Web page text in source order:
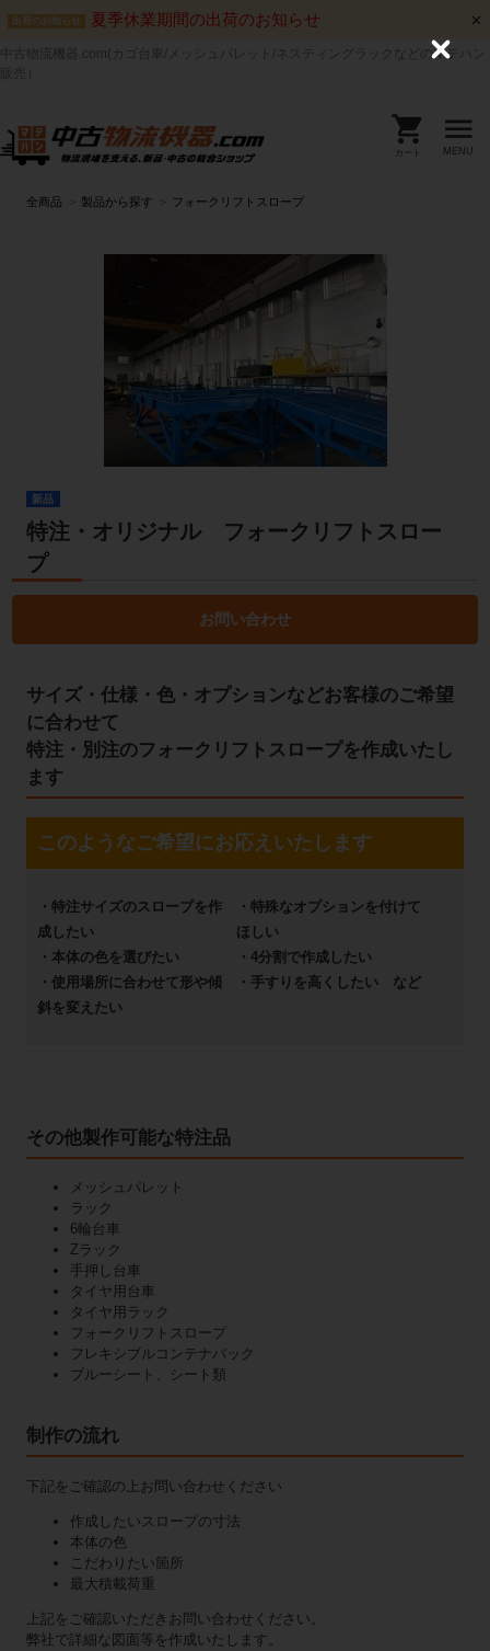
出荷のお知らせ 夏季休業期間の出荷のお知らせ
中古物流機器.com(カゴ台車/メッシュパレット/ネスティングラックなどのマテハン
カート MENU
全商品 製品から探す フォークリフトスロープ
新品
特注・オリジナル フォークリフトスロー
プ
お問い合わせ
サイズ・仕様・色・オプションなどお客様のご希望
に合わせて
特注・別注のフォークリフトスロープを作成いたし
ます
このようなご希望にお応えいたします
・特注サイズのスロープを作
成したい
・本体の色を選びたい
・使用場所に合わせて形や傾
斜を変えたい
・特殊なオプションを付けて
ほしい
・4分割で作成したい
・手すりを高くしたい など
その他製作可能な特注品
メッシュパレット
ラック
6輪台車
Zラック
手押し台車
タイヤ用台車
タイヤ用ラック
フォークリフトスロープ
フレキシブルコンテナバック
ブルーシート、シート類
制作の流れ
下記をご確認の上お問い合わせください
作成したいスロープの寸法
本体の色
こだわりたい箇所
最大積載荷重
上記をご確認いただきお問い合わせください。
弊社で詳細な図面等を作成いたします。
C
e